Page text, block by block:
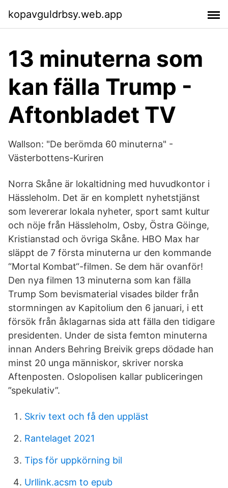
kopavguldrbsy.web.app
13 minuterna som
kan fälla Trump -
Aftonbladet TV
Wallson: "De berömda 60 minuterna" -
Västerbottens-Kuriren
Norra Skåne är lokaltidning med huvudkontor i
Hässleholm. Det är en komplett nyhetstjänst
som levererar lokala nyheter, sport samt kultur
och nöje från Hässleholm, Osby, Östra Göinge,
Kristianstad och övriga Skåne. HBO Max har
släppt de 7 första minuterna ur den kommande
“Mortal Kombat“-filmen. Se dem här ovanför!
Den nya filmen 13 minuterna som kan fälla
Trump Som bevismaterial visades bilder från
stormningen av Kapitolium den 6 januari, i ett
försök från åklagarnas sida att fälla den tidigare
presidenten. Under de sista femton minuterna
innan Anders Behring Breivik greps dödade han
minst 20 unga människor, skriver norska
Aftenposten. Oslopolisen kallar publiceringen
”spekulativ”.
Skriv text och få den uppläst
Rantelaget 2021
Tips för uppkörning bil
Urllink.acsm to epub